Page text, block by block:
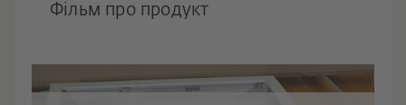
Фільм про продукт